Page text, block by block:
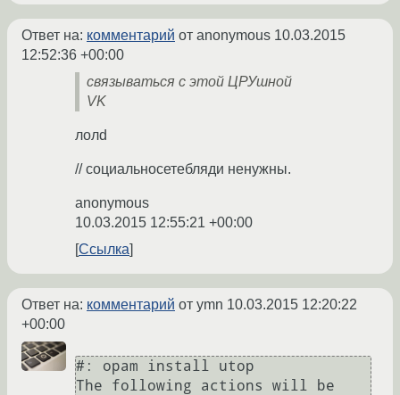
Ответ на: комментарий от anonymous 10.03.2015
12:52:36 +00:00
связываться с этой ЦРУшной
VK
лолd
// социальносетебляди ненужны.
anonymous
10.03.2015 12:55:21 +00:00
Ссылка
Ответ на: комментарий от ymn 10.03.2015 12:20:22
+00:00
#: opam install utop
The following actions will be